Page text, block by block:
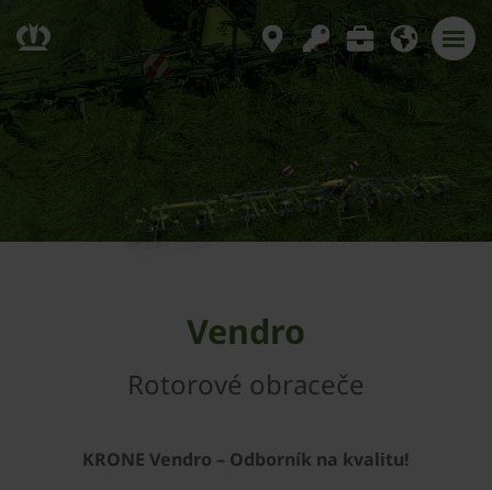
Vendro
Rotorové obraceče
KRONE Vendro – Odborník na kvalitu!